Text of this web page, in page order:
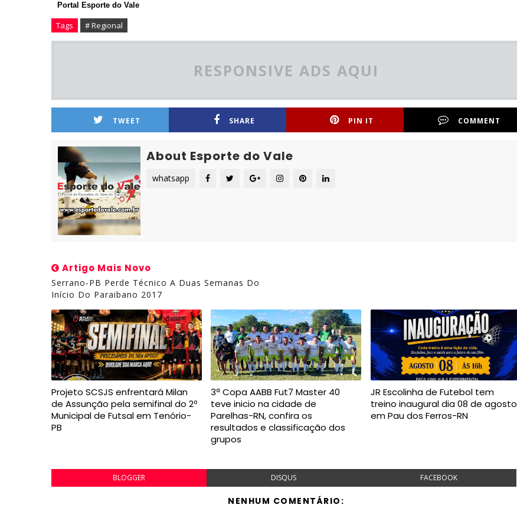
Portal Esporte do Vale
Tags # Regional
RESPONSIVE ADS AQUI
TWEET SHARE PIN IT COMMENT
About Esporte do Vale
whatsapp
Artigo Mais Novo
Serrano-PB Perde Técnico A Duas Semanas Do
Início Do Paraibano 2017
Projeto SCSJS enfrentará Milan
de Assunção pela semifinal do 2º
Municipal de Futsal em Tenório-
PB
3ª Copa AABB Fut7 Master 40
teve inicio na cidade de
Parelhas-RN, confira os
resultados e classificação dos
grupos
JR Escolinha de Futebol tem
treino inaugural dia 08 de agosto
em Pau dos Ferros-RN
BLOGGER DISQUS FACEBOOK
NENHUM COMENTÁRIO: